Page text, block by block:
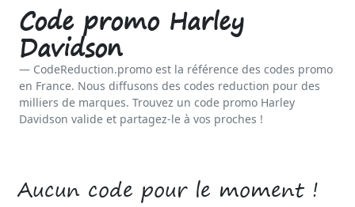
Code promo Harley
Davidson
CodeReduction.promo est la référence des codes promo
en France. Nous diffusons des codes reduction pour des
milliers de marques. Trouvez un code promo Harley
Davidson valide et partagez-le à vos proches !
Aucun code pour le moment !